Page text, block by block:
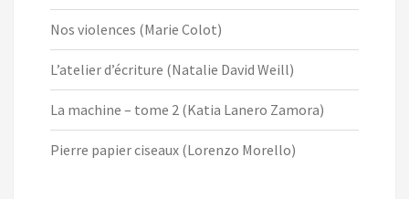
Nos violences (Marie Colot)
L’atelier d’écriture (Natalie David Weill)
La machine – tome 2 (Katia Lanero Zamora)
Pierre papier ciseaux (Lorenzo Morello)